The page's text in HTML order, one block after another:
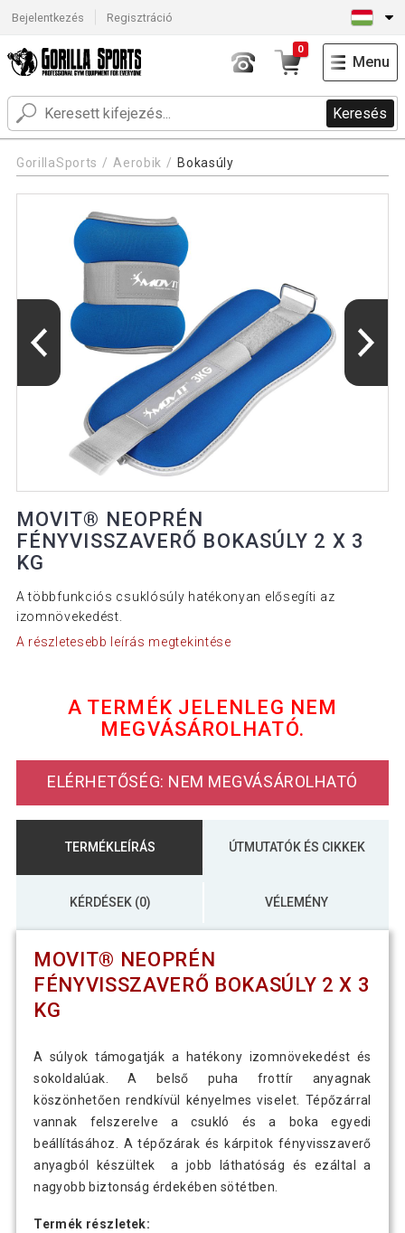
Bejelentkezés Regisztráció
Keresés
0
Menu
GorillaSports Aerobik Bokasúly
MOVIT® NEOPRÉN
FÉNYVISSZAVERŐ BOKASÚLY 2 X 3
KG
A többfunkciós csuklósúly hatékonyan elősegíti az
izomnövekedést.
A részletesebb leírás megtekintése
A TERMÉK JELENLEG NEM
MEGVÁSÁROLHATÓ.
ELÉRHETŐSÉG: NEM MEGVÁSÁROLHATÓ
TERMÉKLEÍRÁS ÚTMUTATÓK ÉS CIKKEK
KÉRDÉSEK (0) VÉLEMÉNY
MOVIT® NEOPRÉN
FÉNYVISSZAVERŐ BOKASÚLY 2 X 3
KG
A súlyok támogatják a hatékony izomnövekedést és
sokoldalúak. A belső puha frottír anyagnak
köszönhetően rendkívül kényelmes viselet. Tépőzárral
vannak felszerelve a csukló és a boka egyedi
beállításához. A tépőzárak és kárpitok fényvisszaverő
anyagból készültek a jobb láthatóság és ezáltal a
nagyobb biztonság érdekében sötétben.
Termék részletek: